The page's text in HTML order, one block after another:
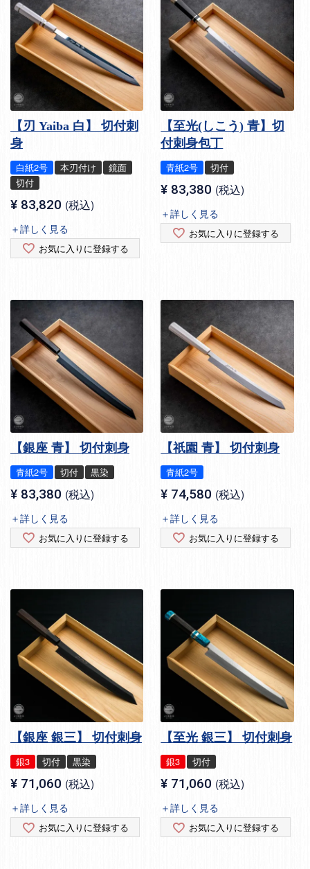
【刃 Yaiba 白】 切付刺
身
白紙2号 本刃付け
鏡面
切付
¥ 83,820 税込
＋詳しく見る
お気に入りに登録する
【至光(しこう) 青】切
付刺身包丁
青紙2号 切付
¥ 83,380 税込
＋詳しく見る
お気に入りに登録する
【銀座 青】 切付刺身
青紙2号 切付 黒染
¥ 83,380 税込
＋詳しく見る
お気に入りに登録する
【祇園 青】 切付刺身
青紙2号
¥ 74,580 税込
＋詳しく見る
お気に入りに登録する
【銀座 銀三】 切付刺身
銀3 切付 黒染
¥ 71,060 税込
＋詳しく見る
お気に入りに登録する
【至光 銀三】 切付刺身
銀3 切付
¥ 71,060 税込
＋詳しく見る
お気に入りに登録する